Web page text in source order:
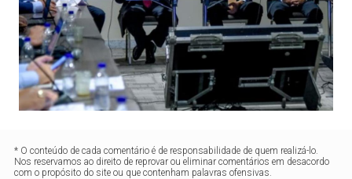
* O conteúdo de cada comentário é de responsabilidade de quem realizá-lo.
Nos reservamos ao direito de reprovar ou eliminar comentários em desacordo
com o propósito do site ou que contenham palavras ofensivas.